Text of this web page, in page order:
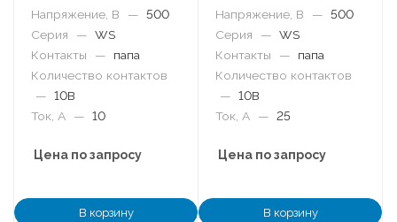
Напряжение, В
— 500
Серия
— WS
Контакты
—
папа
Количество контактов
— 10B
Ток, А
— 10
Цена по запросу
В корзину
Напряжение, В
— 500
Серия
— WS
Контакты
—
папа
Количество контактов
— 10B
Ток, А
— 25
Цена по запросу
В корзину